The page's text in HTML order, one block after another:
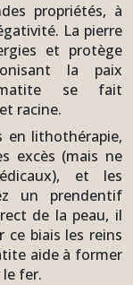
propriétés, à
La pierre
et protège
la paix
se fait
racine.
en lithothérapie,
excès (mais ne
et les
un prendentif
de la peau, il
ce biais les reins
aide à former
fer.